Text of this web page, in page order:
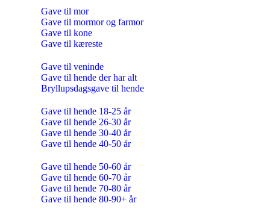
Gave til mor
Gave til mormor og farmor
Gave til kone
Gave til kæreste
Gave til veninde
Gave til hende der har alt
Bryllupsdagsgave til hende
Gave til hende 18-25 år
Gave til hende 26-30 år
Gave til hende 30-40 år
Gave til hende 40-50 år
Gave til hende 50-60 år
Gave til hende 60-70 år
Gave til hende 70-80 år
Gave til hende 80-90+ år